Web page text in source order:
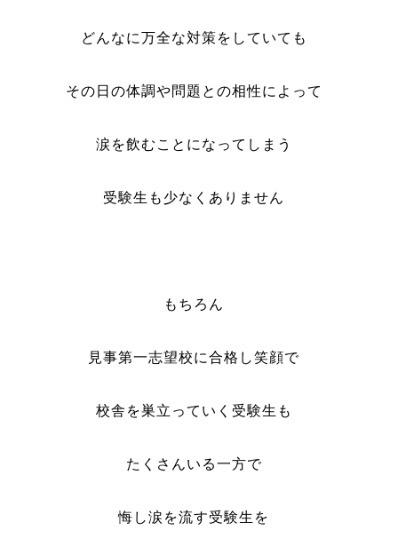
どんなに万全な対策をしていても
その日の体調や問題との相性によって
涙を飲むことになってしまう
受験生も少なくありません
もちろん
見事第一志望校に合格し笑顔で
校舎を巣立っていく受験生も
たくさんいる一方で
悔し涙を流す受験生を